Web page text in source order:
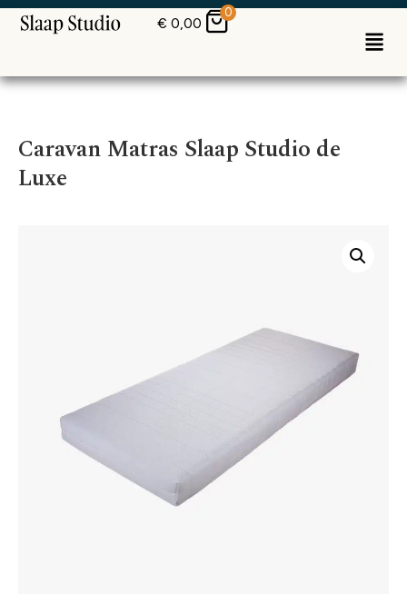
€ 0,00
0
Caravan Matras Slaap Studio de
Luxe